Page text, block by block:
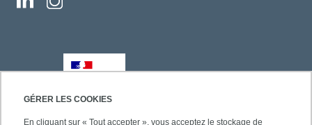
GÉRER LES COOKIES
En cliquant sur « Tout accepter », vous acceptez le stockage de